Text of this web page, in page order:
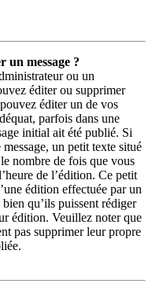
un message ?
ou un
éditer ou supprimer
éditer un de vos
parfois dans une
initial ait été publié. Si
un petit texte situé
nombre de fois que vous
de l’édition. Ce petit
édition effectuée par un
qu’ils puissent rédiger
édition. Veuillez noter que
pas supprimer leur propre